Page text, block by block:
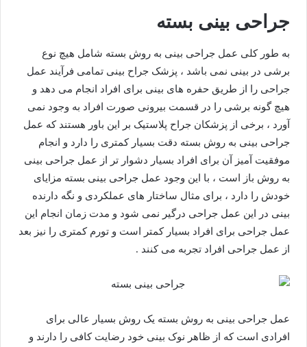
جراحی بینی بسته
به طور کلی عمل جراحی بینی به روش بسته شامل هیچ نوع
برشی در بینی نمی باشد ، پزشک جراح بینی تمامی فرآیند عمل
جراحی را از طریق حفره های بینی برای افراد انجام می دهد و
هیچ گونه برشی را در قسمت بیرونی صورت افراد به وجود نمی
آورد ، برخی از پزشکان جراح پلاستیک بر این باور هستند که عمل
جراحی بینی به روش بسته دقت بسیار کمتری را دارد و انجام
موفقیت آمیز آن برای افراد بسیار دشوار تر از عمل جراحی بینی
به روش باز است ، با این وجود عمل جراحی بینی بسته مزایای
خودش را دارد ، برای مثال ساختار های عملکردی و نگه دارنده
بینی در این عمل جراحی درگیر نمی شود و مدت زمان انجام این
عمل جراحی برای افراد بسیار کمتر است و تورم کمتری را نیز بعد
از عمل جراحی افراد تجربه می کنند .
عمل جراحی بینی به روش بسته یک روش بسیار عالی برای
افرادی است که از ظاهر نوک بینی خود رضایت کافی را دارند و